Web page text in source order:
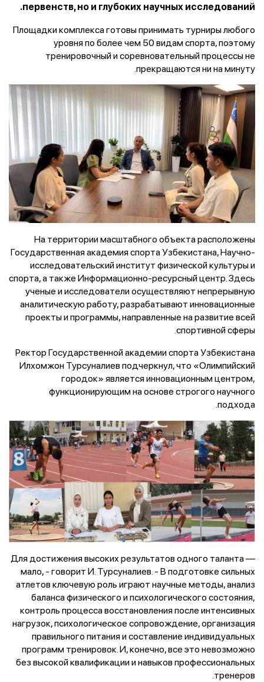
первенств, но и глубоких научных исследований.
Площадки комплекса готовы принимать турниры любого
уровня по более чем 50 видам спорта, поэтому
тренировочный и соревновательный процессы не
прекращаются ни на минуту.
На территории масштабного объекта расположены
Государственная академия спорта Узбекистана, Научно-
исследовательский институт физической культуры и
спорта, а также Информационно-ресурсный центр. Здесь
ученые и исследователи осуществляют непрерывную
аналитическую работу, разрабатывают инновационные
проекты и программы, направленные на развитие всей
спортивной сферы.
Ректор Государственной академии спорта Узбекистана
Илхомжон Турсуналиев подчеркнул, что «Олимпийский
городок» является инновационным центром,
функционирующим на основе строгого научного
подхода.
— Для достижения высоких результатов одного таланта
мало, - говорит И. Турсуналиев. - В подготовке сильных
атлетов ключевую роль играют научные методы, анализ
баланса физического и психологического состояния,
контроль процесса восстановления после интенсивных
нагрузок, психологическое сопровождение, организация
правильного питания и составление индивидуальных
программ тренировок. И, конечно, все это невозможно
без высокой квалификации и навыков профессиональных
тренеров.